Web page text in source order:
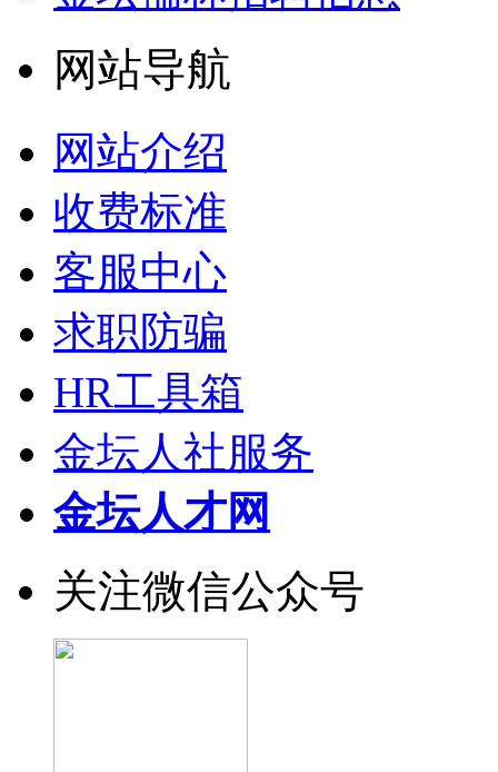
网站导航
网站介绍
收费标准
客服中心
求职防骗
HR工具箱
金坛人社服务
金坛人才网
关注微信公众号